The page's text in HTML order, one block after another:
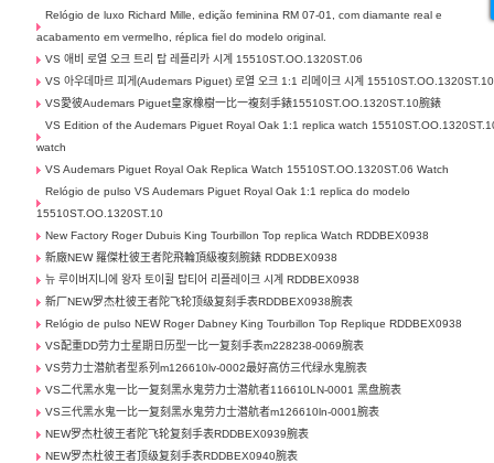
Relógio de luxo Richard Mille, edição feminina RM 07-01, com diamante real e
acabamento em vermelho, réplica fiel do modelo original.
VS 애비 로열 오크 트리 탑 레플리카 시계 15510ST.OO.1320ST.06
VS 아우데마르 피게(Audemars Piguet) 로열 오크 1:1 리메이크 시계 15510ST.OO.1320ST.10
VS愛彼Audemars Piguet皇家橡樹一比一複刻手錶15510ST.OO.1320ST.10腕錶
VS Edition of the Audemars Piguet Royal Oak 1:1 replica watch
watch
VS Audemars Piguet Royal Oak Replica Watch 15510ST.OO.1320ST.06 Watch
Relógio de pulso VS Audemars Piguet Royal Oak 1:1 replica do modelo
15510ST.OO.1320ST.10
New Factory Roger Dubuis King Tourbillon Top replica Watch RDDBEX0938
新廠NEW 羅傑杜彼王者陀飛輪頂級複刻腕錶 RDDBEX0938
뉴 루이버지니에 왕자 토이휠 탑티어 리플레이크 시계 RDDBEX0938
新厂NEW罗杰杜彼王者陀飞轮顶级复刻手表RDDBEX0938腕表
Relógio de pulso NEW Roger Dabney King Tourbillon Top Replique RDDBEX0938
VS配重DD劳力士星期日历型一比一复刻手表m228238-0069腕表
VS劳力士潜航者型系列m126610lv-0002最好高仿三代绿水鬼腕表
VS二代黑水鬼一比一复刻黑水鬼劳力士潜航者116610LN-0001 黑盘腕表
VS三代黑水鬼一比一复刻黑水鬼劳力士潜航者m126610ln-0001腕表
NEW罗杰杜彼王者陀飞轮复刻手表RDDBEX0939腕表
NEW罗杰杜彼王者顶级复刻手表RDDBEX0940腕表